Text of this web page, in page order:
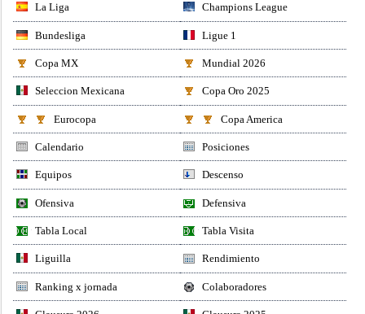
La Liga Champions League
Bundesliga Ligue 1
Copa MX Mundial 2026
Seleccion Mexicana Copa Oro 2025
Eurocopa Copa America
Calendario Posiciones
Equipos Descenso
Ofensiva Defensiva
Tabla Local Tabla Visita
Liguilla Rendimiento
Ranking x jornada Colaboradores